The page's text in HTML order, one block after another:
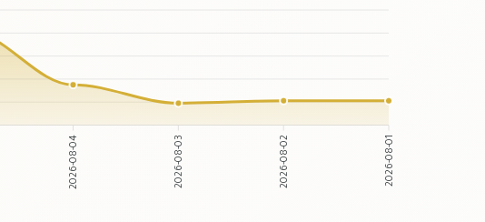
2026-08-04 2026-08-03 2026-08-02 2026-08-01